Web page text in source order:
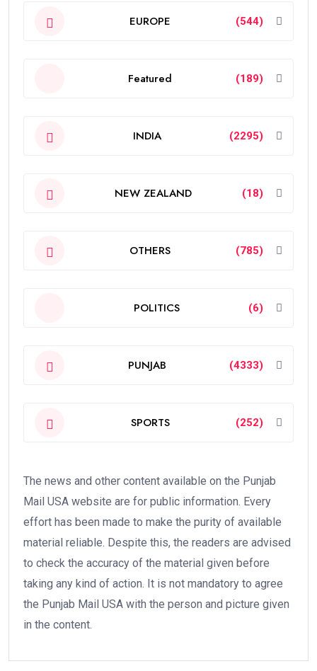
EUROPE (544)
Featured (189)
INDIA (2295)
NEW ZEALAND (18)
OTHERS (785)
POLITICS (6)
PUNJAB (4333)
SPORTS (252)
The news and other content available on the Punjab
Mail USA website are for public information. Every
effort has been made to make the purity of available
material reliable. Despite this, the readers are advised
to check the accuracy of the material given before
taking any kind of action. It is not mandatory to agree
the Punjab Mail USA with the person and picture given
in the content.